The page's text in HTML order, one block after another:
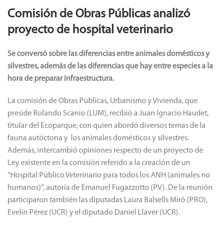
Comisión de Obras Públicas analizó
proyecto de hospital veterinario
Se conversó sobre las diferencias entre animales domésticos y
silvestres, además de las diferencias que hay entre especies a la
hora de preparar infraestructura.
La comisión de Obras Públicas, Urbanismo y Vivienda, que
preside Rolando Scanio (LUM), recibió a Juan Ignacio Haudet,
titular del Ecoparque, con quien abordó diversos temas de la
fauna autóctona y los animales domésticos y silvestres.
Además, intercambió opiniones respecto de un proyecto de
Ley existente en la comisión referido a la creación de un
“Hospital Público Veterinario para todos los ANH (animales no
humanos)”, autoría de Emanuel Fugazzotto (PV). De la reunión
participaron también las diputadas Laura Balsells Miró (PRO),
Evelin Pérez (UCR) y el diputado Daniel Llaver (UCR).